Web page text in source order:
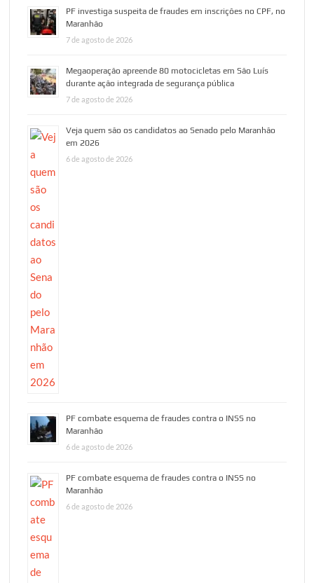
PF investiga suspeita de fraudes em inscrições no CPF, no
Maranhão
7 de agosto de 2026
Megaoperação apreende 80 motocicletas em São Luís
durante ação integrada de segurança pública
7 de agosto de 2026
Veja quem são os candidatos ao Senado pelo Maranhão
em 2026
6 de agosto de 2026
PF combate esquema de fraudes contra o INSS no
Maranhão
6 de agosto de 2026
PF combate esquema de fraudes contra o INSS no
Maranhão
6 de agosto de 2026